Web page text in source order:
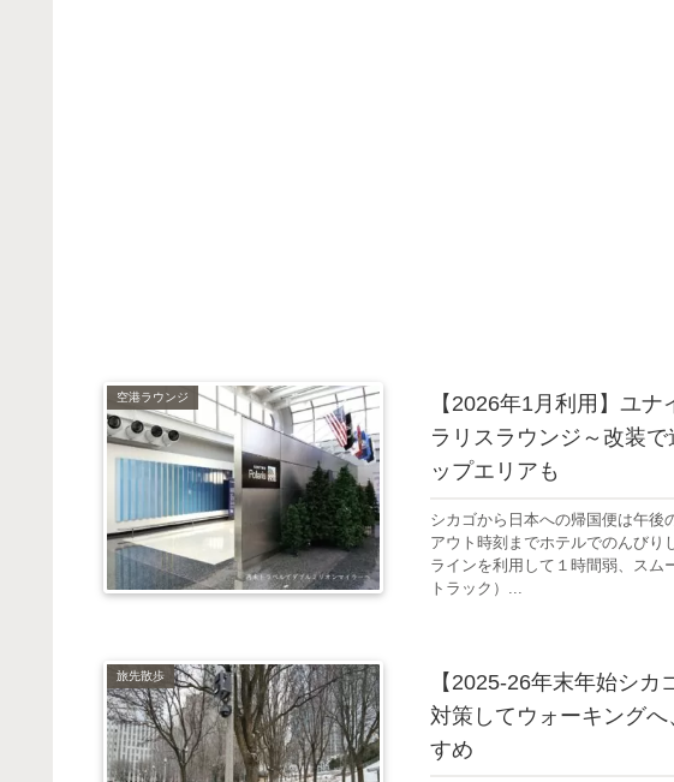
空港ラウンジ
【2026年1月利用】ユ
ラリスラウンジ～改装
ップエリアも
シカゴから日本への帰国便は午後
アウト時刻までホテルでのんびり
ラインを利用して１時間弱、スム
トラック）...
旅先散歩
【2025-26年末年始シ
対策してウォーキング
すめ